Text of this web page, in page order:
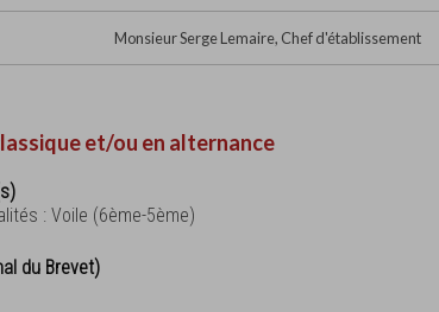
Monsieur Serge Lemaire, Chef d'établissement
et/ou en alternance
: Voile (6ème-5ème)
du Brevet)